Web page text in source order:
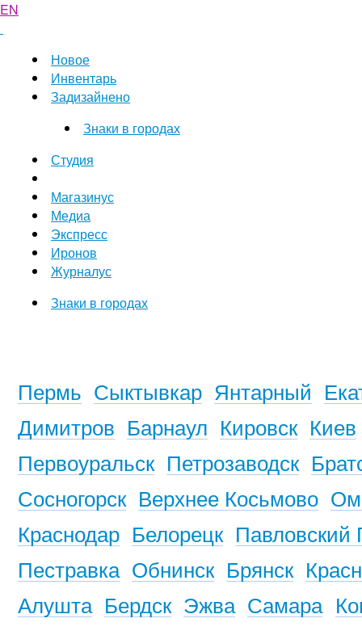
EN
Новое
Инвентарь
Задизайнено
Знаки в городах
Студия
Магазинус
Медиа
Экспресс
Иронов
Журналус
Знаки в городах
Пермь Сыктывкар Янтарный
Димитров Барнаул Кировск Киев
Первоуральск Петрозаводск
Сосногорск Верхнее Косьмово
Краснодар Белорецк Павловский
Пестравка Обнинск Брянск
Алушта Бердск Эжва Самара